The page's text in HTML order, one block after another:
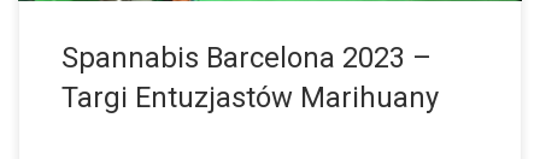
Spannabis Barcelona 2023 –
Targi Entuzjastów Marihuany